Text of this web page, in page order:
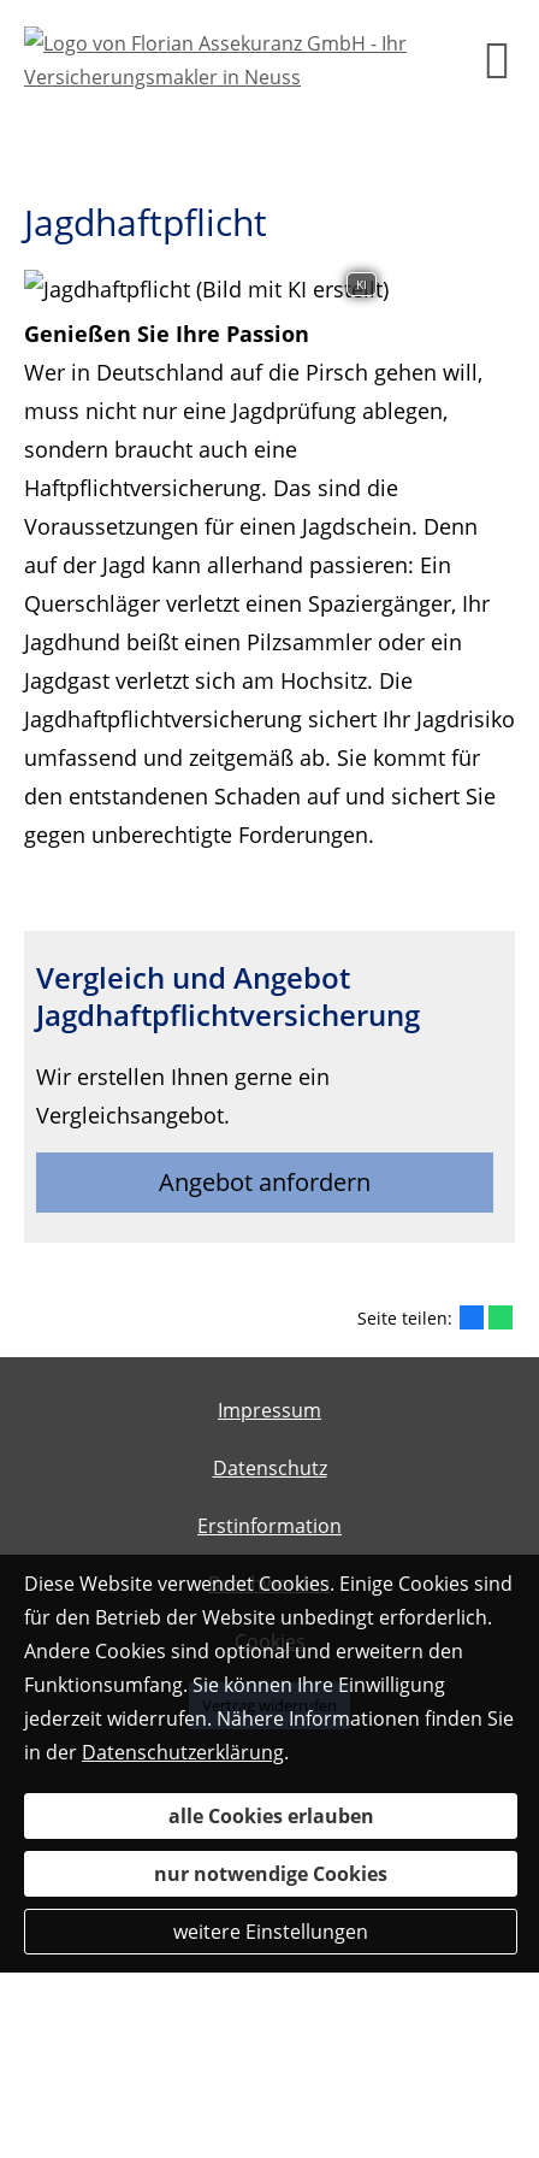
Jagdhaftpflicht
KI
Genießen Sie Ihre Passion
Wer in Deutschland auf die Pirsch gehen will,
muss nicht nur eine Jagdprüfung ablegen,
sondern braucht auch eine
Haftpflichtversicherung. Das sind die
Voraussetzungen für einen Jagdschein. Denn
auf der Jagd kann allerhand passieren: Ein
Querschläger verletzt einen Spaziergänger, Ihr
Jagdhund beißt einen Pilzsammler oder ein
Jagdgast verletzt sich am Hochsitz. Die
Jagdhaftpflichtversicherung sichert Ihr Jagdrisiko
umfassend und zeitgemäß ab. Sie kommt für
den entstandenen Schaden auf und sichert Sie
gegen unberechtigte Forderungen.
Vergleich und Angebot
Jagdhaftpflichtversicherung
Wir erstellen Ihnen gerne ein
Vergleichsangebot.
Angebot anfordern
Seite teilen:
Impressum
Datenschutz
Erstinformation
Beschwerden
Cookies
Vertrag widerrufen
Diese Website verwendet Cookies. Einige Cookies sind
für den Betrieb der Website unbedingt erforderlich.
Andere Cookies sind optional und erweitern den
Funktionsumfang. Sie können Ihre Einwilligung
jederzeit widerrufen. Nähere Informationen finden Sie
in der Datenschutzerklärung.
alle Cookies erlauben
nur notwendige Cookies
weitere Einstellungen